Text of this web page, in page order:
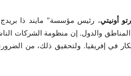
أونيتي
المناطق والدول. إن منظومة الشركات
في إفريقيا. ولتحقيق ذلك، من